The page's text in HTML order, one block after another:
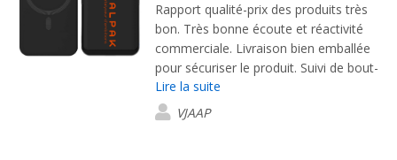
Rapport qualité-prix des produits très
bon. Très bonne écoute et réactivité
commerciale. Livraison bien emballée
pour sécuriser le produit. Suivi de bout-
en-bout de la relation :)
Lire la suite
VJAAP